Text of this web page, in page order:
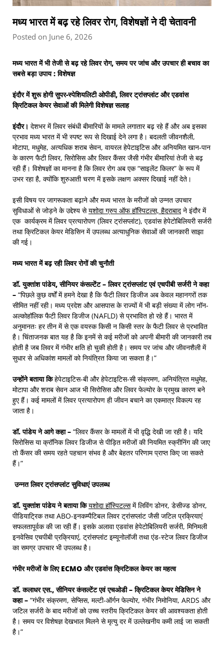
मध्य भारत में बढ़ रहे लिवर रोग, विशेषज्ञों ने दी चेतावनी
Posted on June 6, 2026
मध्य भारत में भी तेजी से बढ़ रहे लिवर रोग, समय पर जांच और उपचार ही बचाव का
सबसे बड़ा उपाय : विशेषज्ञ
इंदौर में शुरू होगी सुपर-स्पेशियलिटी ओपीडी, लिवर ट्रांसप्लांट और एडवांस
क्रिटिकल केयर सेवाओं की मिलेगी विशेषज्ञ सलाह
इंदौर। देशभर में लिवर संबंधी बीमारियों के मामले लगातार बढ़ रहे हैं और अब इसका
प्रभाव मध्य भारत में भी स्पष्ट रूप से दिखाई देने लगा है। बदलती जीवनशैली,
मोटापा, मधुमेह, अत्यधिक शराब सेवन, वायरल हेपेटाइटिस और अनियमित खान-पान
के कारण फैटी लिवर, सिरोसिस और लिवर कैंसर जैसी गंभीर बीमारियां तेजी से बढ़
रही हैं। विशेषज्ञों का मानना है कि लिवर रोग अब एक “साइलेंट किलर” के रूप में
उभर रहा है, क्योंकि शुरुआती चरण में इसके लक्षण अक्सर दिखाई नहीं देते।
इसी विषय पर जागरूकता बढ़ाने और मध्य भारत के मरीजों को उन्नत उपचार
सुविधाओं से जोड़ने के उद्देश्य सेयशोदा ग्रुप ऑफ हॉस्पिटल्स, हैदराबाद ने इंदौर में
एक कार्यक्रम में लिवर प्रत्यारोपण (लिवर ट्रांसप्लांट), एडवांस हेपेटोबिलियरी सर्जरी
तथा क्रिटिकल केयर मेडिसिन में उपलब्ध अत्याधुनिक सेवाओं की जानकारी साझा
की गई।
मध्य भारत में बढ़ रही लिवर रोगों की चुनौती
डॉ. युक्तांश पांडेय, सीनियर कंसल्टेंट – लिवर ट्रांसप्लांट एवं एचपीबी सर्जरी ने कहा
– “पिछले कुछ वर्षों में हमने देखा है कि फैटी लिवर डिजीज अब केवल महानगरों तक
सीमित नहीं रही। मध्य प्रदेश और आसपास के राज्यों में भी बड़ी संख्या में लोग नॉन-
अल्कोहॉलिक फैटी लिवर डिजीज (NAFLD) से प्रभावित हो रहे हैं। भारत में
अनुमानतः हर तीन में से एक वयस्क किसी न किसी स्तर के फैटी लिवर से प्रभावित
है। चिंताजनक बात यह है कि इनमें से कई मरीजों को अपनी बीमारी की जानकारी तब
होती है जब लिवर में गंभीर क्षति हो चुकी होती है। समय पर जांच और जीवनशैली में
सुधार से अधिकांश मामलों को नियंत्रित किया जा सकता है।”
उन्होंने बताया किहेपेटाइटिस-बी और हेपेटाइटिस-सी संक्रमण, अनियंत्रित मधुमेह,
मोटापा और शराब सेवन आज भी सिरोसिस और लिवर फेल्योर के प्रमुख कारण बने
हुए हैं। कई मामलों में लिवर प्रत्यारोपण ही जीवन बचाने का एकमात्र विकल्प रह
जाता है।
डॉ. पांडेय ने आगे कहा – “लिवर कैंसर के मामलों में भी वृद्धि देखी जा रही है। यदि
सिरोसिस या क्रॉनिक लिवर डिजीज से पीड़ित मरीजों की नियमित स्क्रीनिंग की जाए
तो कैंसर की समय रहते पहचान संभव है और बेहतर परिणाम प्राप्त किए जा सकते
हैं।”
उन्नत लिवर ट्रांसप्लांट सुविधाएं उपलब्ध
डॉ. युक्तांश पांडेय ने बताया कि यशोदा हॉस्पिटल्समें लिविंग डोनर, डेसीज्ड डोनर,
पीडियाट्रिक तथा ABO-इनकम्पैटिबल लिवर ट्रांसप्लांट जैसी जटिल प्रक्रियाएं
सफलतापूर्वक की जा रही हैं। इसके अलावा एडवांस हेपेटोबिलियरी सर्जरी, मिनिमली
इनवेसिव एचपीबी प्रक्रियाएं, ट्रांसप्लांट इम्यूनोलॉजी तथा एंड-स्टेज लिवर डिजीज
का समग्र उपचार भी उपलब्ध है।
गंभीर मरीजों के लिए ECMO और एडवांस क्रिटिकल केयर का महत्व
डॉ. कलाधर एस., सीनियर कंसल्टेंट एवं एचओडी – क्रिटिकल केयर मेडिसिन ने
कहा – “गंभीर संक्रमण, सेप्सिस, मल्टी-ऑर्गन फेल्योर, गंभीर निमोनिया, ARDS और
जटिल सर्जरी के बाद मरीजों को उच्च स्तरीय क्रिटिकल केयर की आवश्यकता होती
है। समय पर विशेषज्ञ देखभाल मिलने से मृत्यु दर में उल्लेखनीय कमी लाई जा सकती
है।”